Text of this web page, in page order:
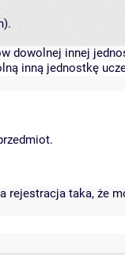
dowolnej innej
inną jednostkę
taka, że